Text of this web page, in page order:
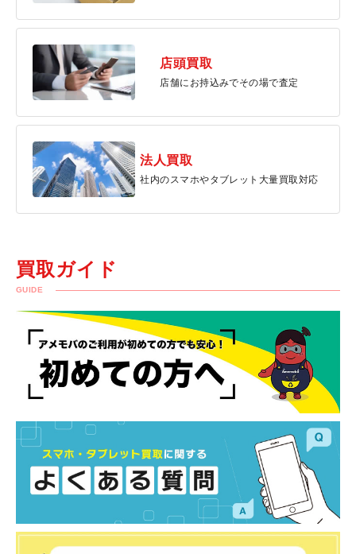
店頭買取
店舗にお持込みでその場で査定
法人買取
社内のスマホやタブレット大量買取対応
買取ガイド
GUIDE